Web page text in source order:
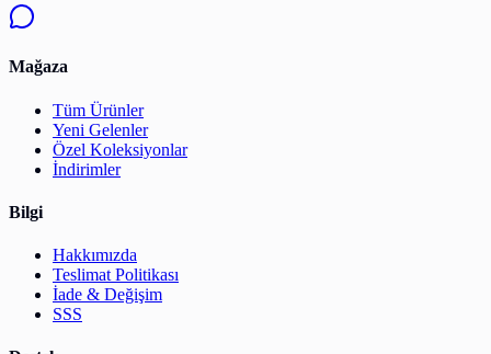
Mağaza
Tüm Ürünler
Yeni Gelenler
Özel Koleksiyonlar
İndirimler
Bilgi
Hakkımızda
Teslimat Politikası
İade & Değişim
SSS